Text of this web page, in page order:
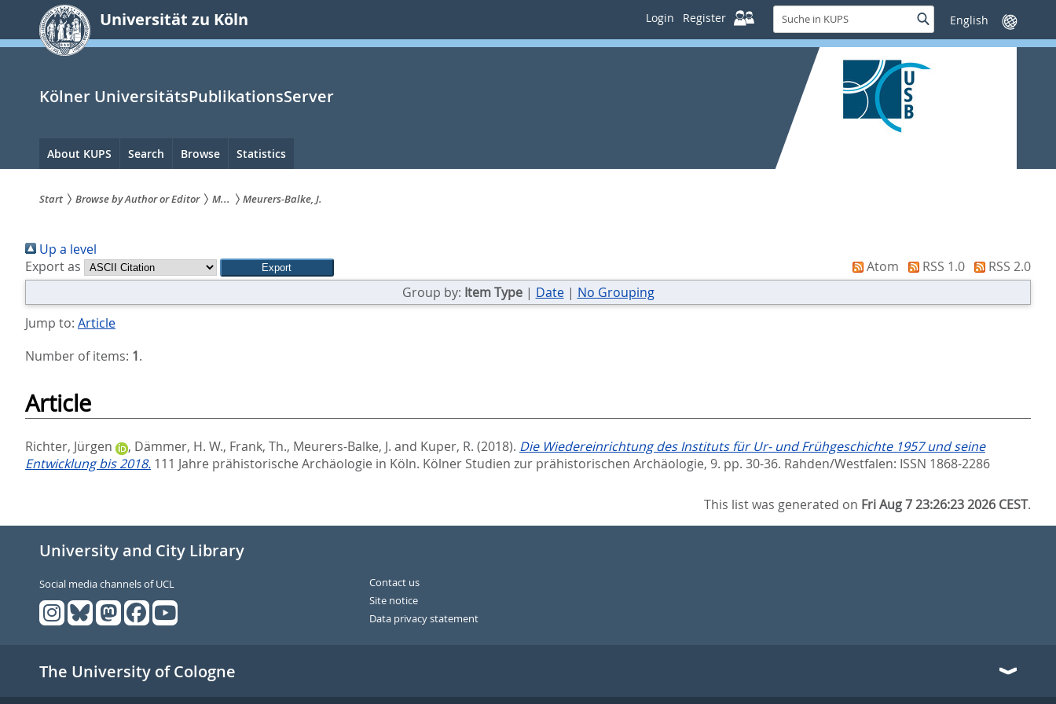
springen
Universität zu Köln Login Register
Suche
in
KUPS
SucheSprache
wechseln
Kölner UniversitätsPublikationsServer
Hauptnavigation
About KUPS Search Browse Statistics
sind
hier:
Start Browse by Author or Editor M... Meurers-Balke, J.
Up a level
Export as
Atom RSS 1.0
RSS 2.0
Group by: Item Type| Date| No Grouping
Jump to: Article
Number of items: 1.
Article
Richter, Jürgen , Dämmer, H. W., Frank, Th., Meurers-Balke, J. and Kuper, R. (2018). Die Wiedereinrichtung des Instituts für Ur- und Frühgeschichte 1957 und seine
Entwicklung bis 2018. 111 Jahre prähistorische Archäologie in Köln. Kölner Studien zur prähistorischen Archäologie, 9. pp. 30-36. Rahden/Westfalen: ISSN 1868-2286
This list was generated on Fri Aug 7 23:26:23 2026 CEST.
University and City Library
Social media channels of UCL
Contact us
Site notice
Data privacy statement
The University of Cologne